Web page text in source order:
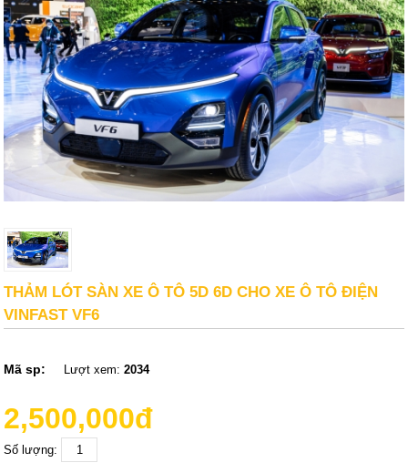
THẢM LÓT SÀN XE Ô TÔ 5D 6D CHO XE Ô TÔ ĐIỆN
VINFAST VF6
Mã sp: Lượt xem:2034
2,500,000đ
Số lượng: